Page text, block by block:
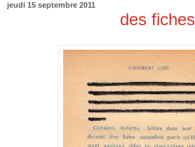
jeudi 15 septembre 2011
des fiches